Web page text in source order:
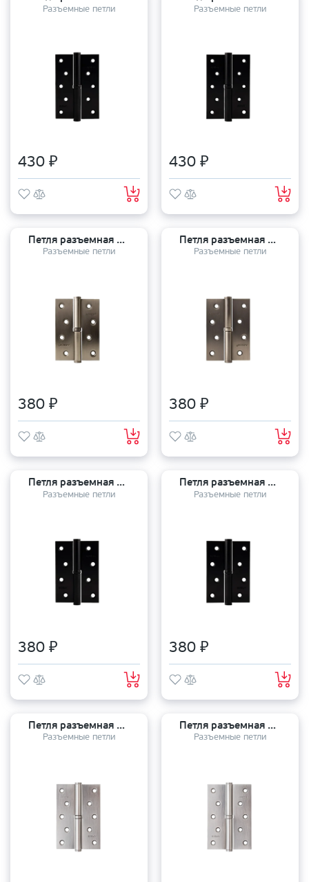
Разъемные петли
430 ₽
Разъемные петли
430 ₽
Петля разъемная APECS 100*70*3 GRF R графит правая
Разъемные петли
380 ₽
Петля разъемная APECS 100*70*3 GRF L графит левая
Разъемные петли
380 ₽
Петля разъемная APECS 100*70*3 BLM R
Разъемные петли
380 ₽
Петля разъемная APECS 100*70*3 BLM L
Разъемные петли
380 ₽
Петля разъемная APECS 120*80*3 NIS L
Разъемные петли
Петля разъемная APECS 120*80*3 NIS R
Разъемные петли